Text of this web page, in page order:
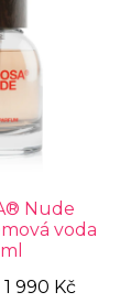
Nude
voda
1 990 Kč